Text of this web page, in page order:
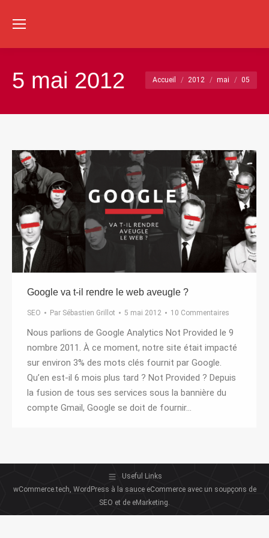
:
5 mai 2012 Vous êtes ici :
Accueil 2012 mai 05
Google va t-il rendre le web aveugle ?
SEO Par Sébastien Grillot 5 mai 2012 10 Commentaires
Nous parlions de Google Analytics Not Provided le 9
nombre 2011. À ce moment, notre site était impacté
sur environ 3% des mots clés fournit par Google.
Qu’en est-il 6 mois plus tard ? Not Provided ? Depuis
la fusion de tous ses services sous la bannière du
compte Gmail, Google se doit de fournir…
Useful Links
wCommerce.tech, WordPress à la sauce eCommerce avec un soupçons de
SEO et de eMarketing.